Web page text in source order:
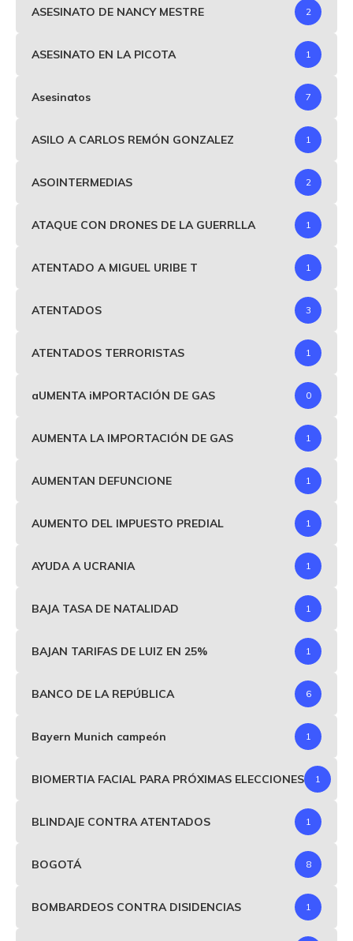
ASESINATO DE NANCY MESTRE 2
ASESINATO EN LA PICOTA 1
Asesinatos 7
ASILO A CARLOS REMÓN GONZALEZ 1
ASOINTERMEDIAS 2
ATAQUE CON DRONES DE LA GUERRLLA 1
ATENTADO A MIGUEL URIBE T 1
ATENTADOS 3
ATENTADOS TERRORISTAS 1
aUMENTA iMPORTACIÓN DE GAS 0
AUMENTA LA IMPORTACIÓN DE GAS 1
AUMENTAN DEFUNCIONE 1
AUMENTO DEL IMPUESTO PREDIAL 1
AYUDA A UCRANIA 1
BAJA TASA DE NATALIDAD 1
BAJAN TARIFAS DE LUIZ EN 25% 1
BANCO DE LA REPÚBLICA 6
Bayern Munich campeón 1
BIOMERTIA FACIAL PARA PRÓXIMAS ELECCIONES 1
BLINDAJE CONTRA ATENTADOS 1
BOGOTÁ 8
BOMBARDEOS CONTRA DISIDENCIAS 1